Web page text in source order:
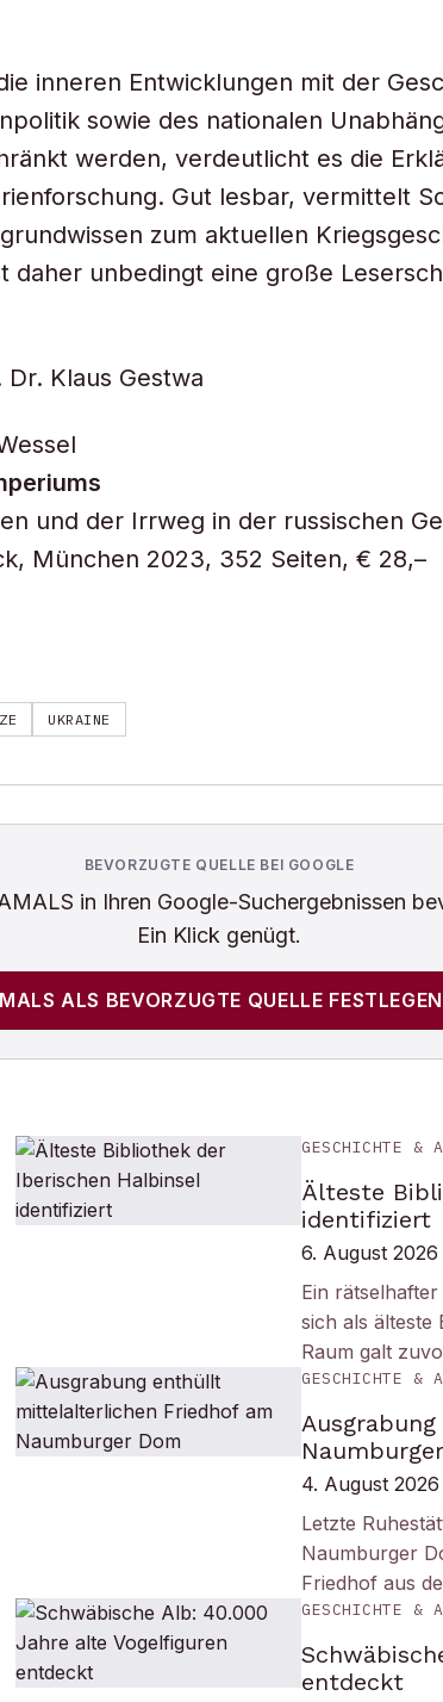
inneren Entwicklungen mit der
sowie des nationalen
werden, verdeutlicht es die
Gut lesbar, vermittelt
zum aktuellen
daher unbedingt eine große
Dr. Klaus Gestwa
und der Irrweg in der russischen
München 2023, 352 Seiten, € 28,–
UKRAINE
BEVORZUGTE QUELLE BEI GOOGLE
in Ihren Google-Suchergebnissen
Ein Klick genügt.
ALS BEVORZUGTE QUELLE
GESCHICHTE &
Älteste
identifiziert
6. August 2026
Ein
sich als älteste
Raum galt
GESCHICHTE &
4. August 2026
Letzte
Naumburger
Friedhof aus
GESCHICHTE &
entdeckt